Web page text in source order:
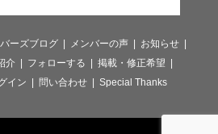
ーズブログ メンバーの声
お知らせ
介 フォローする
掲載・修正希望
イン 問い合わせ Special Thanks